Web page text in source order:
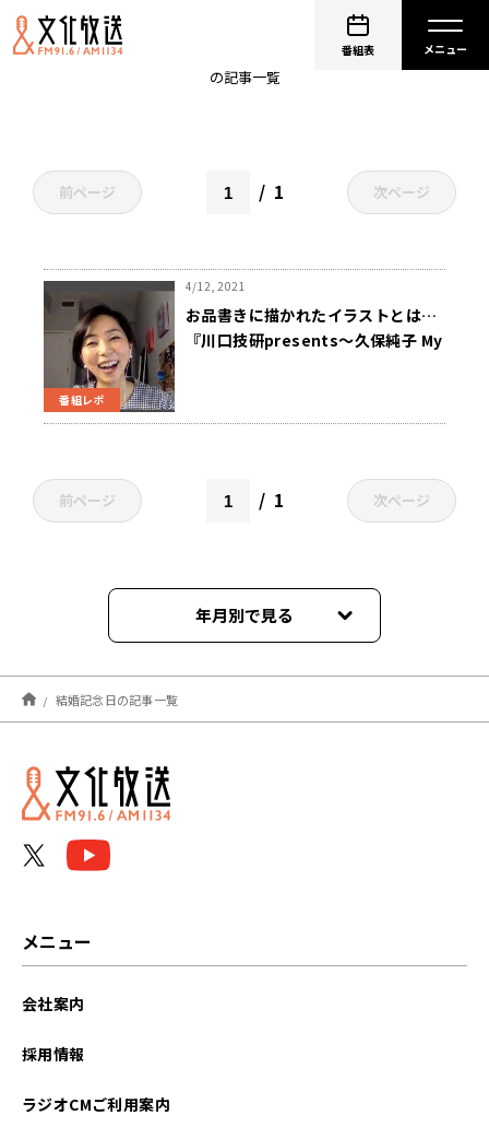
番組表
の記事一覧
前ページ 1 次ページ
番組レポ
4/12, 2021
お品書きに描かれたイラストとは…
『川口技研presents～久保純子 My
前ページ 1 次ページ
年月別で見る
2022年05月
2021年04月
結婚記念日の記事一覧
メニュー
会社案内
採用情報
ラジオCMご利用案内